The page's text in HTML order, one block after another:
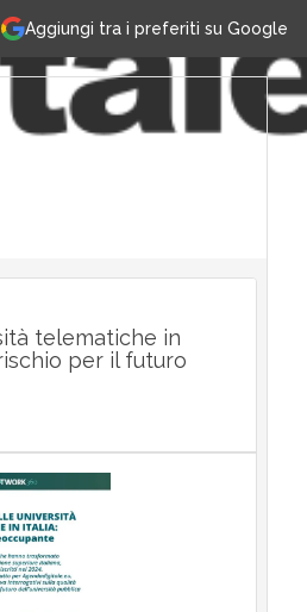
Aggiungi tra i preferiti su Google
telematiche in
per il futuro